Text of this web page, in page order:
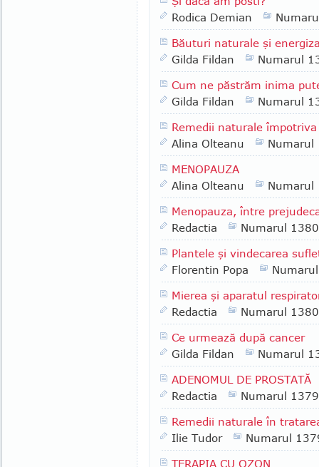
Rodica Demian
Băuturi naturale şi
Gilda Fildan
Numarul
Cum ne păstrăm inima
Gilda Fildan
Numarul
Remedii naturale
Alina Olteanu
Numarul
MENOPAUZA
Alina Olteanu
Numarul
Menopauza, între
Redactia
Numarul 1380
Plantele şi vindecarea
Florentin Popa
Mierea şi aparatul
Redactia
Numarul 1380
Ce urmează după cancer
Gilda Fildan
Numarul
ADENOMUL DE PROSTATĂ
Redactia
Numarul 1379
Remedii naturale în
Ilie Tudor
Numarul
TERAPIA CU OZON